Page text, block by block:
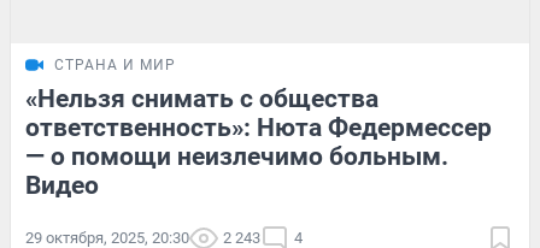
СТРАНА И МИР
«Нельзя снимать с общества
ответственность»: Нюта Федермессер
— о помощи неизлечимо больным.
Видео
29 октября, 2025, 20:30 2 243 4